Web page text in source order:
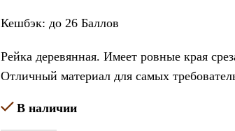
Кешбэк: до 26 Баллов
Рейка деревянная. Имеет ровные края
Отличный материал для самых
В наличии